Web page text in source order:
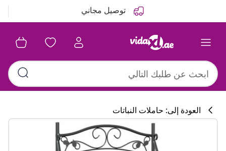
توصيل مجاني
تشكيلة المطبخ
العودة إلى: حاملات النباتات